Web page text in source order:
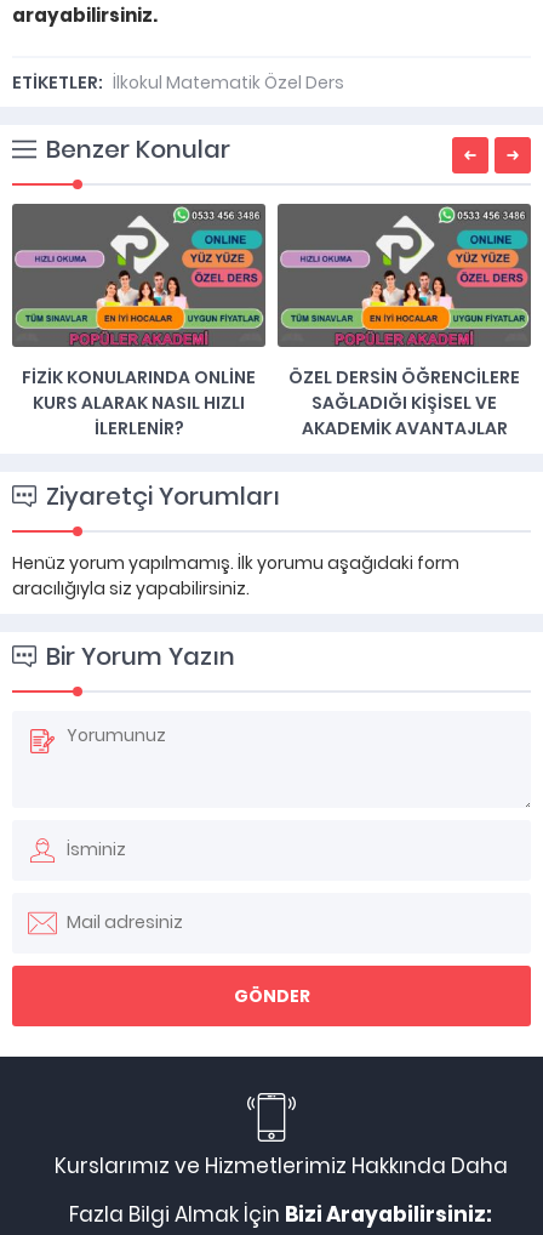
arayabilirsiniz.
ETİKETLER: İlkokul Matematik Özel Ders
Benzer Konular
ÖZEL DERSIN ÖĞRENCILERE
SAĞLADIĞI KIŞISEL VE
AKADEMIK AVANTAJLAR
FIZIK KONULARINI ONLINE
KURSLAR ILE KOLAYCA
ÖĞRENIN
Ziyaretçi Yorumları
Henüz yorum yapılmamış. İlk yorumu aşağıdaki form
aracılığıyla siz yapabilirsiniz.
Bir Yorum Yazın
Kurslarımız ve Hizmetlerimiz Hakkında Daha
Fazla Bilgi Almak İçin Bizi Arayabilirsiniz: